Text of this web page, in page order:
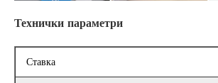
Технички параметри
Ставка